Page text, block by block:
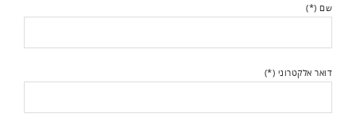
שם (*)
דואר אלקטרוני (*)